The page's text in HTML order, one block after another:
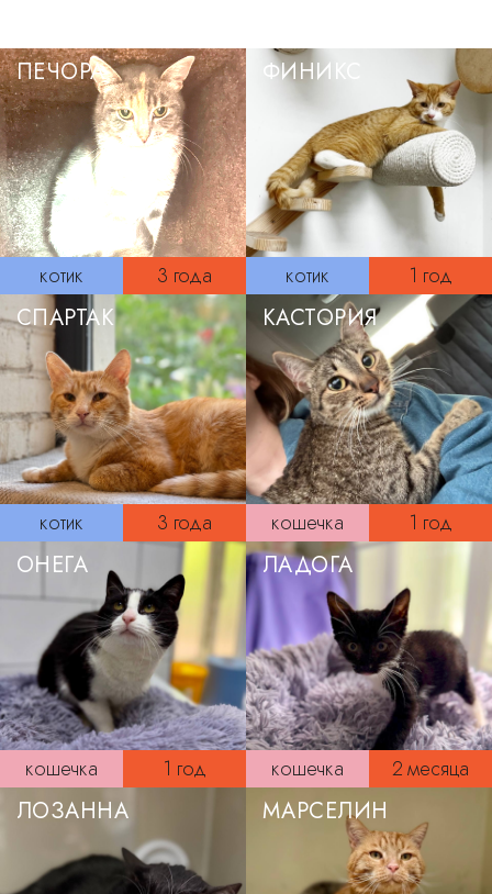
котик 3 года
ПЕЧОРА
котик 1 год
ФИНИКС
котик 3 года
СПАРТАК
кошечка 1 год
КАСТОРИЯ
кошечка 1 год
ОНЕГА
кошечка 2 месяца
ЛАДОГА
ЛОЗАННА МАРСЕЛИН